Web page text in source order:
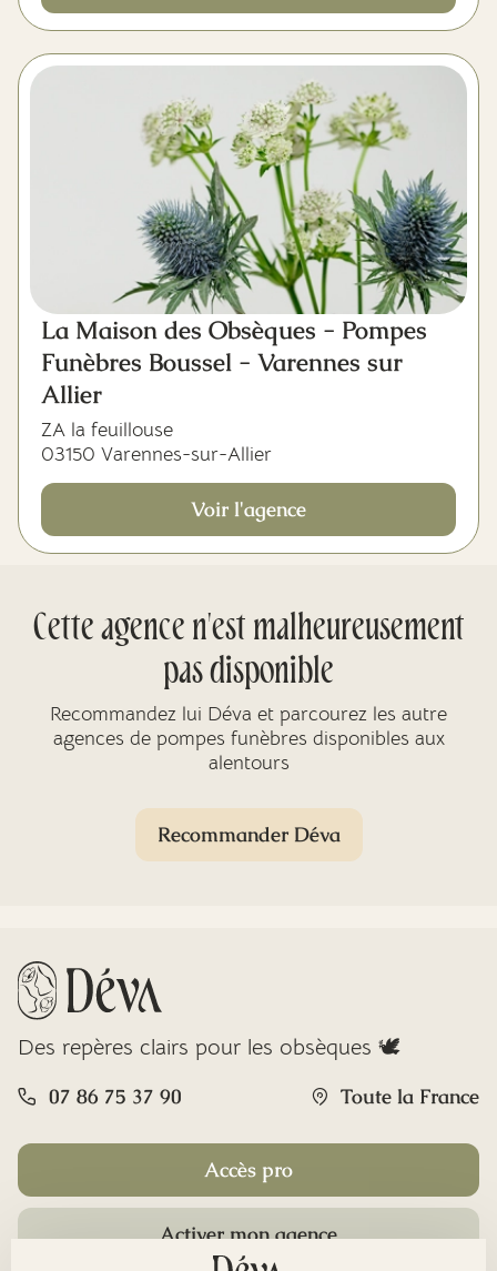
La Maison des Obsèques - Pompes
Funèbres Boussel - Varennes sur
Allier
ZA la feuillouse
03150 Varennes-sur-Allier
Voir l'agence
Cette agence n'est malheureusement
pas disponible
Recommandez lui Déva et parcourez les autre
agences de pompes funèbres disponibles aux
alentours
Recommander Déva
Des repères clairs pour les obsèques 🕊️
07 86 75 37 90 Toute la France
Accès pro
Activer mon agence